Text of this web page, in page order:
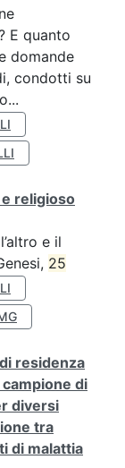
E quanto
domande
condotti su
religioso
e il
25
residenza
di
diversi
tra
di malattia